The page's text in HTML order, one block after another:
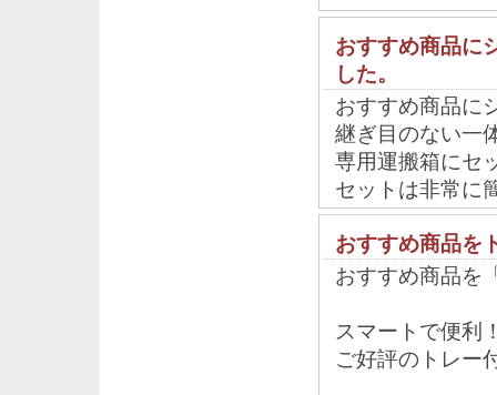
おすすめ商品に
した。
おすすめ商品に
継ぎ目のない一
専用運搬箱にセ
セットは非常に
おすすめ商品を
おすすめ商品を
スマートで便利
ご好評のトレー